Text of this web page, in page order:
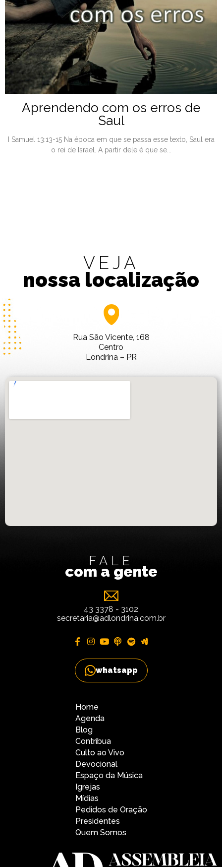
Aprendendo com os erros de
Saul
I Samuel 13:13-15 Na época em que se passa esse texto, Saul era
o rei de Israel. A partir dele é que se...
VEJA
nossa localização
Rua São Vicente, 168
Centro
Londrina – PR
FALE
com a gente
43 3378 - 3102
secretaria@adlondrina.com.br
whatsapp
Home
Agenda
Blog
Contribua
Culto ao Vivo
Devocional
Espaço da Música
Igrejas
Mídias
Pedidos de Oração
Presidentes
Quem Somos